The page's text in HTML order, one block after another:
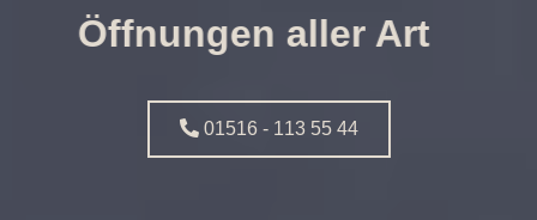
Öffnungen aller Art
01516 - 113 55 44